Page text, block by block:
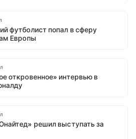
футболист попал в сферу
Европы
откровенное» интервью в
решил выступать за